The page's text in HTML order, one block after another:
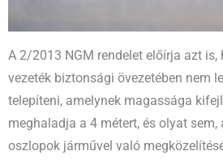
A 2/2013 NGM rendelet előírja azt
vezeték biztonsági övezetében nem
telepíteni, amelynek magassága
meghaladja a 4 métert, és olyat
oszlopok járművel való